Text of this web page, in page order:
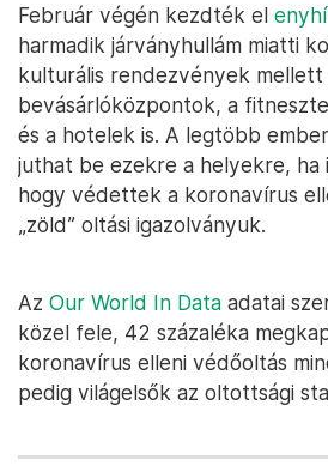
Február végén kezdték el
harmadik járványhullám miatti
kulturális rendezvények
bevásárlóközpontok, a
és a hotelek is. A legtöbb
juthat be ezekre a helyekre, ha
hogy védettek a koronavírus
„zöld” oltási igazolványuk.
Az Our World In Data adatai
közel fele, 42 százaléka
koronavírus elleni védőoltás
pedig világelsők az oltottsági